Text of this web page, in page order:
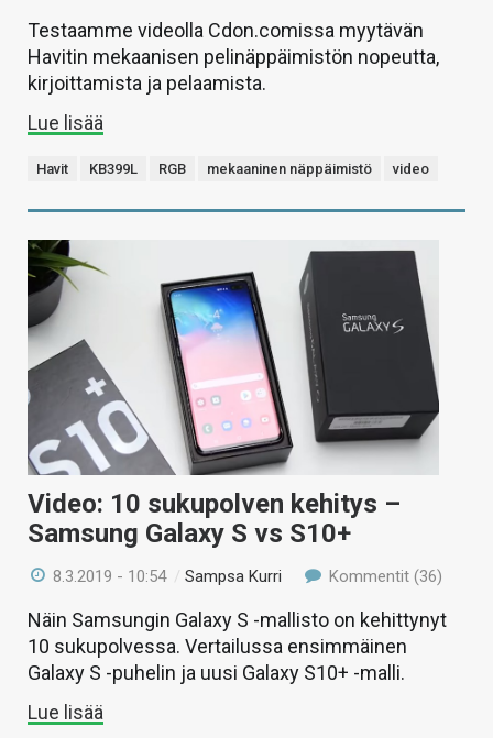
Testaamme videolla Cdon.comissa myytävän
Havitin mekaanisen pelinäppäimistön nopeutta,
kirjoittamista ja pelaamista.
Lue lisää
Havit KB399L RGB mekaaninen näppäimistö video
Video: 10 sukupolven kehitys –
Samsung Galaxy S vs S10+
8.3.2019 - 10:54 /Sampsa Kurri Kommentit (36)
Näin Samsungin Galaxy S -mallisto on kehittynyt
10 sukupolvessa. Vertailussa ensimmäinen
Galaxy S -puhelin ja uusi Galaxy S10+ -malli.
Lue lisää